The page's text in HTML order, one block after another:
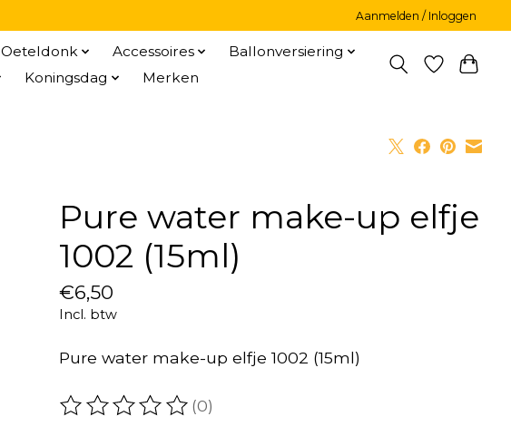
Aanmelden / Inloggen
Oeteldonk Accessoires
Ballonversiering
Koningsdag Merken
Pure water make-up elfje
1002 (15ml)
€6,50
Incl. btw
Pure water make-up elfje 1002 (15ml)
De beoordeling van dit product is
(0)